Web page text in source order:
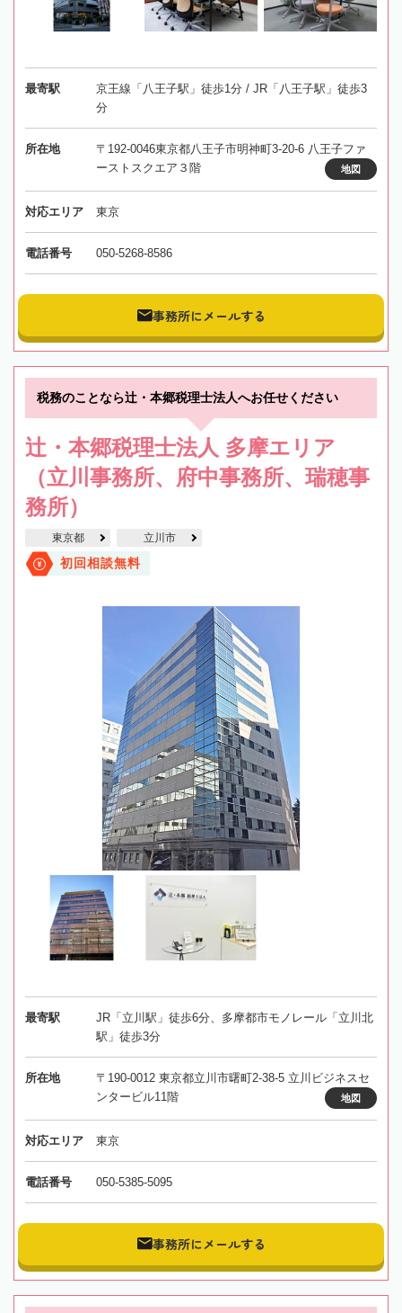
最寄駅
京王線「八王子駅」徒歩1分 / JR「八王子駅」徒歩3
分
所在地
〒192-0046東京都八王子市明神町3-20-6 八王子ファ
ーストスクエア３階
地図
対応エリア 東京
電話番号 050-5268-8586
事務所にメールする
税務のことなら辻・本郷税理士法人へお任せください
辻・本郷税理士法人 多摩エリア
（立川事務所、府中事務所、瑞穂事
務所）
東京都 立川市
初回相談無料
最寄駅
JR「立川駅」徒歩6分、多摩都市モノレール「立川北
駅」徒歩3分
所在地
〒190-0012 東京都立川市曙町2-38-5 立川ビジネスセ
ンタービル11階
地図
対応エリア 東京
電話番号 050-5385-5095
事務所にメールする